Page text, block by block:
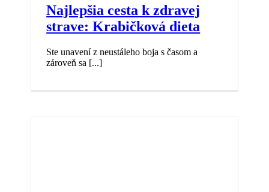
Najlepšia cesta k zdravej
strave: Krabičková dieta
Ste unavení z neustáleho boja s časom a
zároveň sa [...]